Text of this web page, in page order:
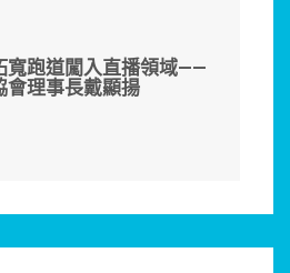
寬跑道闖入直播領域——
會理事長戴顯揚